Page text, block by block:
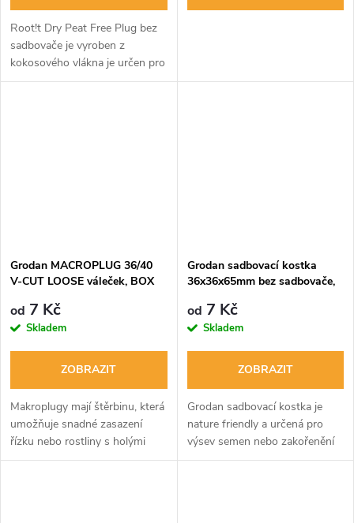
Root!t Dry Peat Free Plug bez
sadbovače je vyroben z
kokosového vlákna je určen pro
výsadbu a zakořenění sazenic a
Grodan MACROPLUG 36/40
V-CUT LOOSE váleček, BOX
od 7 Kč
Skladem
ZOBRAZIT
Makroplugy mají štěrbinu, která
umožňuje snadné zasazení
řízku nebo rostliny s holými
kořeny.
Grodan sadbovací kostka
36x36x65mm bez sadbovače,
od 7 Kč
Skladem
ZOBRAZIT
Grodan sadbovací kostka je
nature friendly a určená pro
výsev semen nebo zakořenění
řízků. Před použitím ji vždy